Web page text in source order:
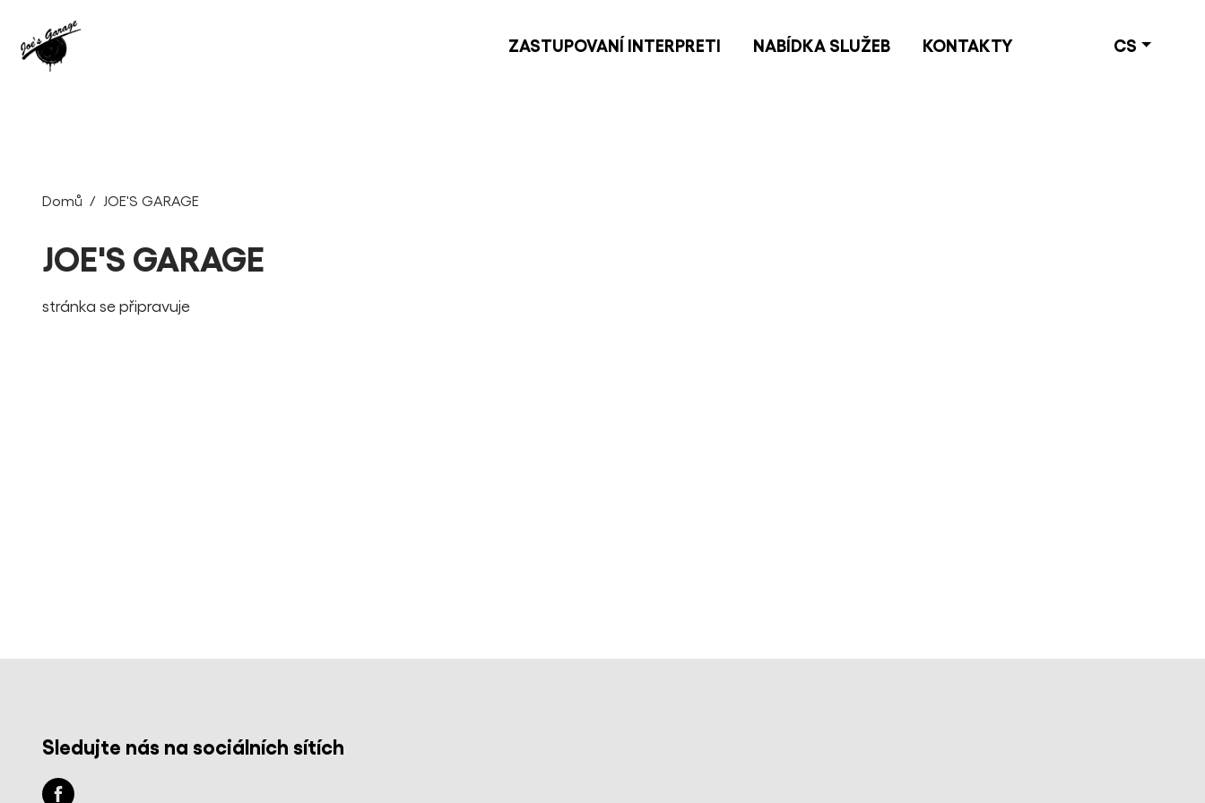
ZASTUPOVANÍ INTERPRETI NABÍDKA SLUŽEB KONTAKTY CS
Domů JOE'S GARAGE
JOE'S GARAGE
stránka se připravuje
Sledujte nás na sociálních sítích